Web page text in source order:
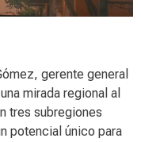
gerente general
mirada regional al
tres subregiones
potencial único para